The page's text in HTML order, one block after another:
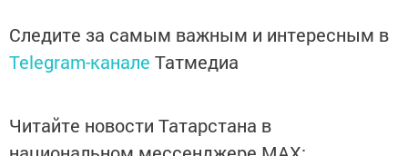
Следите за самым важным и интересным в
Telegram-канале Татмедиа
Читайте новости Татарстана в